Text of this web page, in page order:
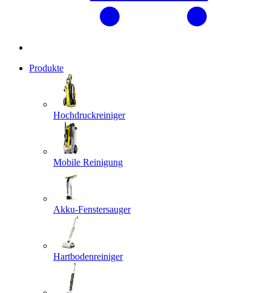
Produkte
Hochdruckreiniger
Mobile Reinigung
Akku-Fenstersauger
Hartbodenreiniger